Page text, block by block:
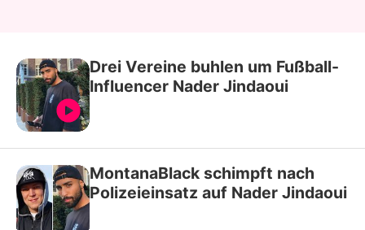
Drei Vereine buhlen um Fußball-
Influencer Nader Jindaoui
MontanaBlack schimpft nach
Polizeieinsatz auf Nader Jindaoui